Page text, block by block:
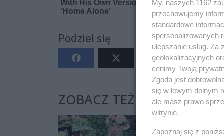
Podziel się
ZOBACZ TEŻ:
My, naszych 1162
przechowujemy
standardowe
spersonalizowanych
ulepszanie usług.
geolokalizacyjnych
cenimy Twoją
Zgoda jest
się w lewym dolnym
ale masz prawo
witrynie.
Zapoznaj się z